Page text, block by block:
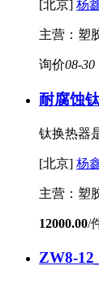
[北京] 杨
主营：塑
询价08-30
耐腐蚀
钛换热器
[北京] 杨
主营：塑
12000.00/
ZW8-